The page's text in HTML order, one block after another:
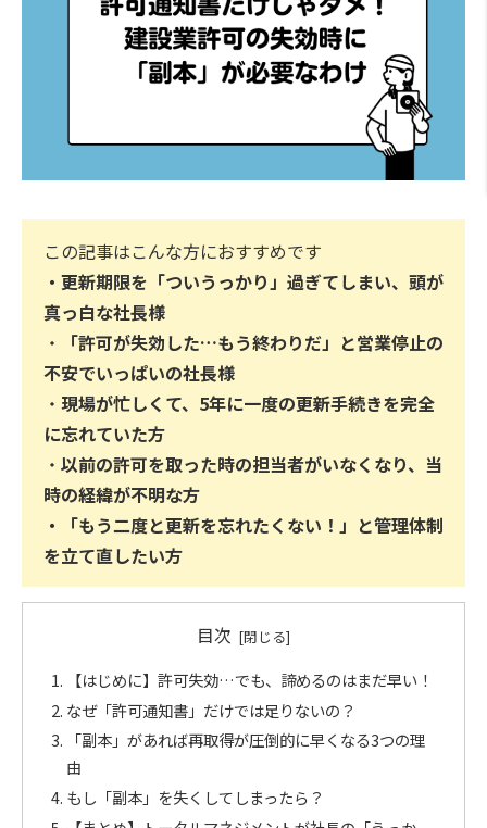
この記事はこんな方におすすめです
・ 更新期限を「ついうっかり」過ぎてしまい、頭が
真っ白な社長様
・
「許可が失効した…もう終わりだ」と営業停止の
不安でいっぱいの社長様
・ 現場が忙しくて、5年に一度の更新手続きを完全
に忘れていた方
・ 以前の許可を取った時の担当者がいなくなり、当
時の経緯が不明な方
・
「もう二度と更新を忘れたくない！」と管理体制
を立て直したい方
目次
【はじめに】許可失効…でも、諦めるのはまだ早い！
なぜ「許可通知書」だけでは足りないの？
「副本」があれば再取得が圧倒的に早くなる3つの理
由
もし「副本」を失くしてしまったら？